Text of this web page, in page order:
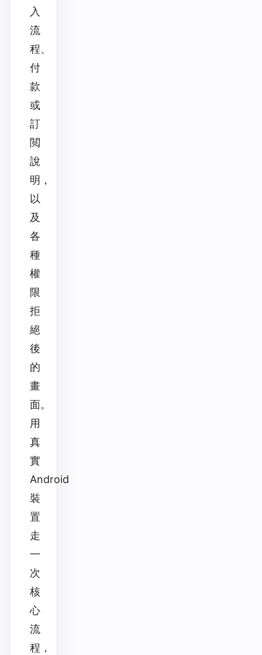
入
流
程、
付
款
或
訂
閲
說
明，
以
及
各
種
權
限
拒
絕
後
的
畫
面。
用
真
實
Android
裝
置
走
一
次
核
心
流
程，